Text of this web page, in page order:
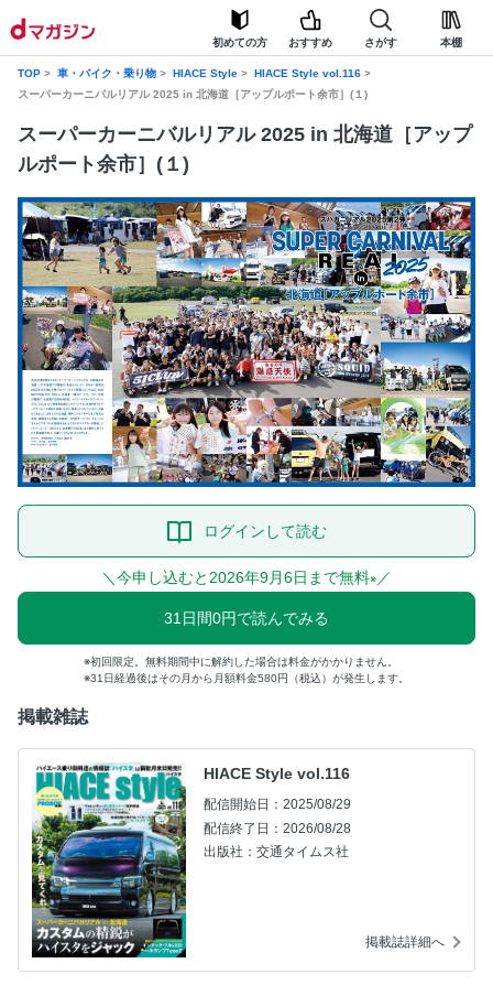
初めての方 おすすめ さがす 本棚
TOP 車・バイク・乗り物 HIACE Style
HIACE Style vol.116
スーパーカーニバルリアル 2025 in 北海道［アップルポート余市］(１)
スーパーカーニバルリアル 2025 in 北海道［アップ
ルポート余市］(１)
ログインして読む
＼今申し込むと2026年9月6日まで無料※ ／
31日間0円で読んでみる
初回限定。無料期間中に解約した場合は料金がかかりません。
31日経過後はその月から月額料金580円（税込）が発生します。
掲載雑誌
HIACE Style vol.116
配信開始日：2025/08/29
配信終了日：2026/08/28
出版社：交通タイムス社
掲載誌詳細へ